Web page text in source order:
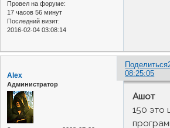
Провел на форуме:
17 часов 56 минут
Последний визит:
2016-02-04 03:08:14
Поделиться
08:25:05
Alex
Администратор
Ашот
150 это